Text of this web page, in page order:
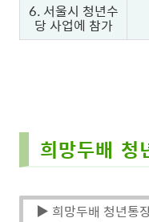
6. 서울시 청년수
당 사업에 참가
희망두배 청
▶ 희망두배 청년통